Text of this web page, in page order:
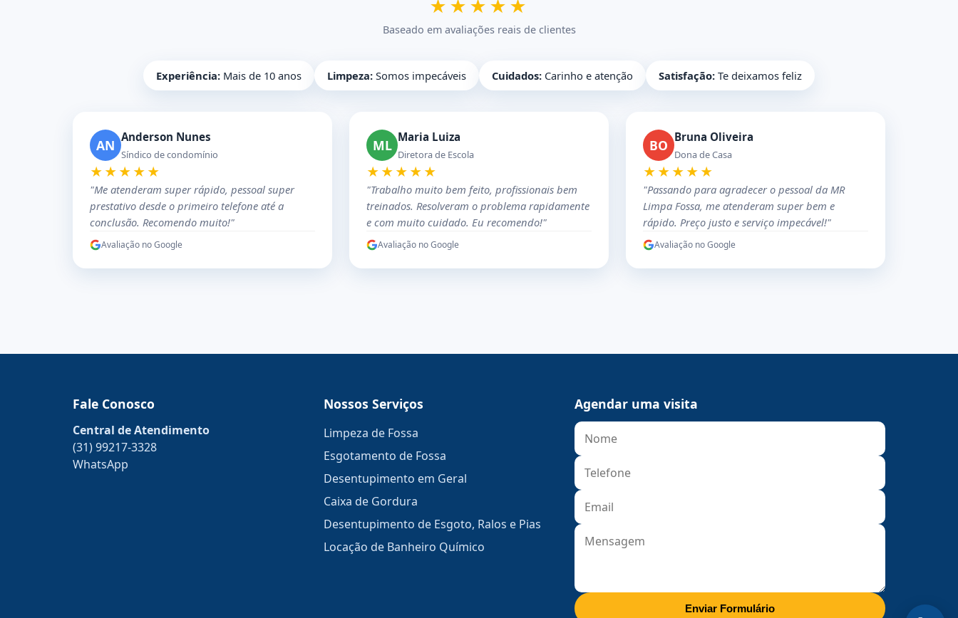
★★★★★
Baseado em avaliações reais de clientes
Experiência: Mais de 10 anos Limpeza: Somos impecáveis Cuidados: Carinho e atenção Satisfação: Te deixamos feliz
AN Anderson Nunes
Síndico de condomínio
★★★★★
"Me atenderam super rápido, pessoal super
prestativo desde o primeiro telefone até a
conclusão. Recomendo muito!"
Avaliação no Google
ML Maria Luiza
Diretora de Escola
★★★★★
"Trabalho muito bem feito, profissionais bem
treinados. Resolveram o problema rapidamente
e com muito cuidado. Eu recomendo!"
Avaliação no Google
BO Bruna Oliveira
Dona de Casa
★★★★★
"Passando para agradecer o pessoal da MR
Limpa Fossa, me atenderam super bem e
rápido. Preço justo e serviço impecável!"
Avaliação no Google
Fale Conosco
Central de Atendimento
(31) 99217-3328
WhatsApp
Nossos Serviços
Limpeza de Fossa
Esgotamento de Fossa
Desentupimento em Geral
Caixa de Gordura
Desentupimento de Esgoto, Ralos e Pias
Locação de Banheiro Químico
Agendar uma visita
Enviar Formulário